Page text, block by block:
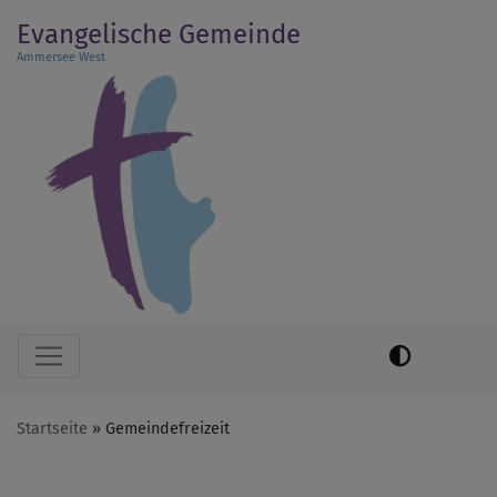
zum
Inhalt
Evangelische Gemeinde
Ammersee West
Hauptnavigation
Startseite Gemeindefreizeit